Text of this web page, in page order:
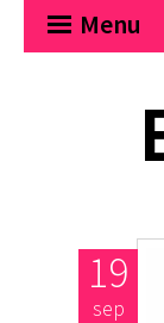
Menu
19
sep